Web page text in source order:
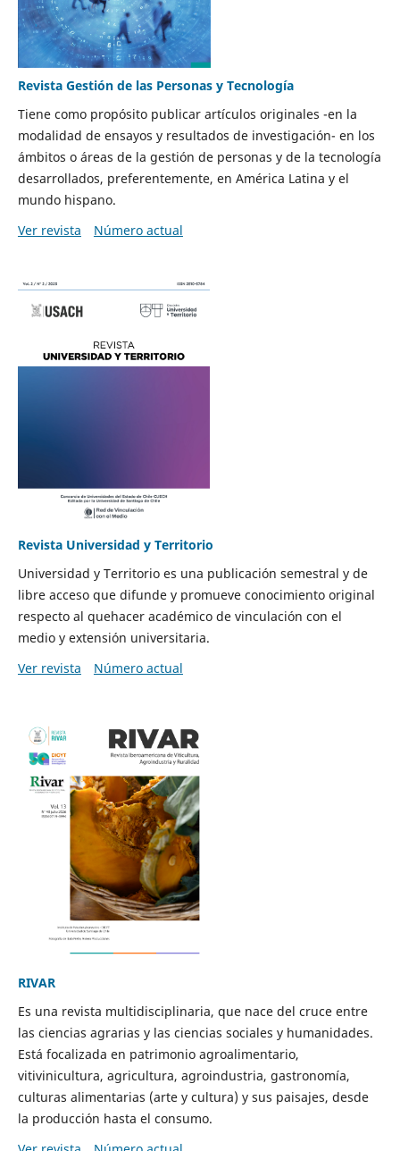
Revista Gestión de las Personas y Tecnología
Tiene como propósito publicar artículos originales -en la
modalidad de ensayos y resultados de investigación- en los
ámbitos o áreas de la gestión de personas y de la tecnología
desarrollados, preferentemente, en América Latina y el
mundo hispano.
Ver revista
Número actual
Revista Universidad y Territorio
Universidad y Territorio es una publicación semestral y de
libre acceso que difunde y promueve conocimiento original
respecto al quehacer académico de vinculación con el
medio y extensión universitaria.
Ver revista
Número actual
RIVAR
Es una revista multidisciplinaria, que nace del cruce entre
las ciencias agrarias y las ciencias sociales y humanidades.
Está focalizada en patrimonio agroalimentario,
vitivinicultura, agricultura, agroindustria, gastronomía,
culturas alimentarias (arte y cultura) y sus paisajes, desde
la producción hasta el consumo.